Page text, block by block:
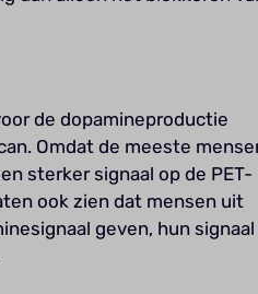
de dopamineproductie
Omdat de meeste
sterker signaal op de PET-
ook zien dat mensen uit
geven, hun signaal